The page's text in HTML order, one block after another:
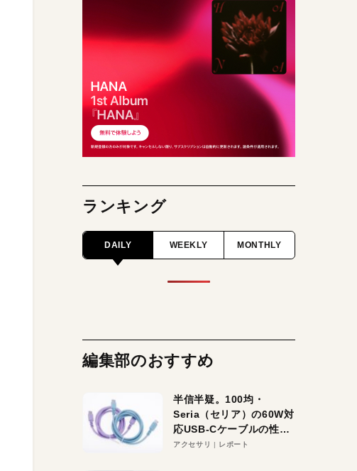
ランキング
DAILY WEEKLY MONTHLY
編集部のおすすめ
半信半疑。100均・
Seria（セリア）の60W対
応USB-Cケーブルの性能
を検証。超コスパの1本を
アクセサリ レポート